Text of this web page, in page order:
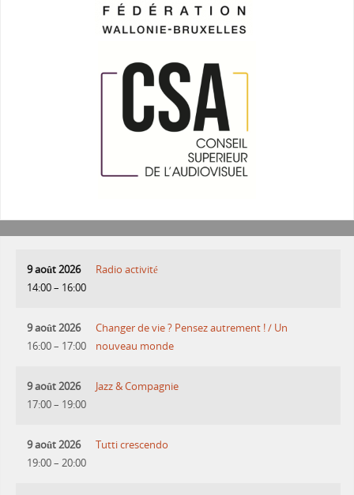
9 août 2026
14:00– 16:00
Radio activité
9 août 2026
16:00– 17:00
Changer de vie ? Pensez autrement ! / Un
nouveau monde
9 août 2026
17:00– 19:00
Jazz & Compagnie
9 août 2026
19:00– 20:00
Tutti crescendo